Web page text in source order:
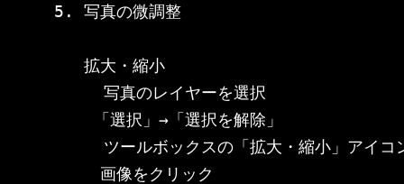
5. 写真の微調整
   拡大・縮小
     写真のレイヤーを選択
    「選択」→「選択を解除」
ツールボックスの「拡大・縮小」アイコ
   　画像をクリック